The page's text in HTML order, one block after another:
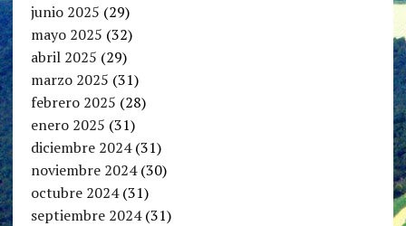
junio 2025 (29)
mayo 2025 (32)
abril 2025 (29)
marzo 2025 (31)
febrero 2025 (28)
enero 2025 (31)
diciembre 2024(31)
noviembre 2024(30)
octubre 2024(31)
septiembre 2024(31)